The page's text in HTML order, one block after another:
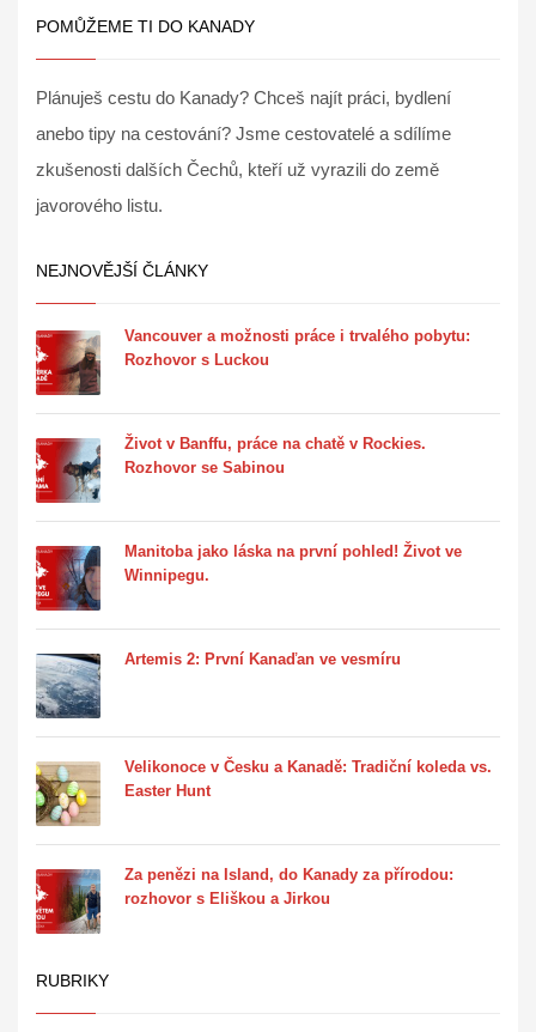
POMŮŽEME TI DO KANADY
Plánuješ cestu do Kanady? Chceš najít práci, bydlení
anebo tipy na cestování? Jsme cestovatelé a sdílíme
zkušenosti dalších Čechů, kteří už vyrazili do země
javorového listu.
NEJNOVĚJŠÍ ČLÁNKY
Vancouver a možnosti práce i trvalého pobytu:
Rozhovor s Luckou
Život v Banffu, práce na chatě v Rockies.
Rozhovor se Sabinou
Manitoba jako láska na první pohled! Život ve
Winnipegu.
Artemis 2: První Kanaďan ve vesmíru
Velikonoce v Česku a Kanadě: Tradiční koleda vs.
Easter Hunt
Za penězi na Island, do Kanady za přírodou:
rozhovor s Eliškou a Jirkou
RUBRIKY